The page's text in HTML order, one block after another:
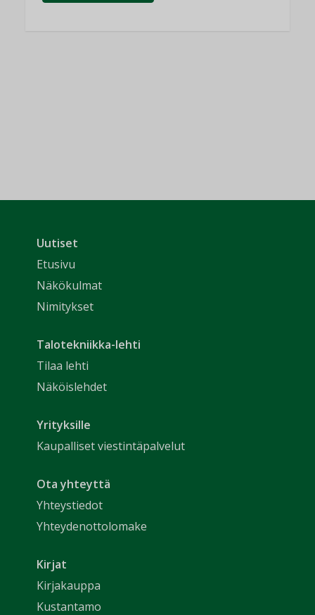
Uutiset
Etusivu
Näkökulmat
Nimitykset
Talotekniikka-lehti
Tilaa lehti
Näköislehdet
Yrityksille
Kaupalliset viestintäpalvelut
Ota yhteyttä
Yhteystiedot
Yhteydenottolomake
Kirjat
Kirjakauppa
Kustantamo